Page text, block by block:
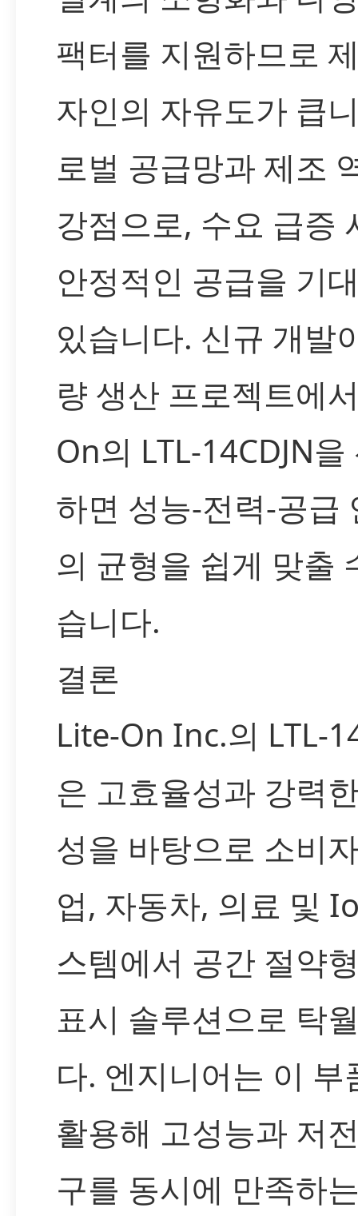
팩터를 지원하므로
자인의 자유도가 큽
로벌 공급망과 제조
강점으로, 수요 급증
안정적인 공급을 기
있습니다. 신규 개발
량 생산 프로젝트에
On의 LTL-14CDJN을
하면 성능-전력-공급
의 균형을 쉽게 맞출
습니다.
결론
Lite-On Inc.의 LTL-
은 고효율성과 강력
성을 바탕으로 소비
업, 자동차, 의료 및
스템에서 공간 절약
표시 솔루션으로 탁
다. 엔지니어는 이 부
활용해 고성능과 저
구를 동시에 만족하